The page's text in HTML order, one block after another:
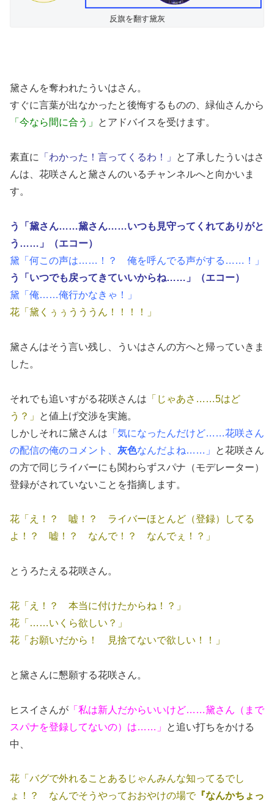
反旗を翻す黛灰
黛さんを奪われたういはさん。
すぐに言葉が出なかったと後悔するものの、緑仙さんから
「今なら間に合う」
とアドバイスを受けます。
素直に 「わかった！言ってくるわ！」
と了承したういはさ
んは、花咲さんと黛さんのいるチャンネルへと向かいま
す。
う「黛さん……黛さん……いつも見守ってくれてありがと
う……」（エコー）
黛「何この声は……！？ 俺を呼んでる声がする……！」
う「いつでも戻ってきていいからね……」（エコー）
黛「俺……俺行かなきゃ！」
花「黛くぅぅうううん！！！！」
黛さんはそう言い残し、ういはさんの方へと帰っていきま
した。
それでも追いすがる花咲さんは 「じゃあさ……5はど
う？」
と値上げ交渉を実施。
しかしそれに黛さんは 「気になったんだけど……花咲さん
の配信の俺のコメント、 灰色なんだよね……」
と花咲さん
の方で同じライバーにも関わらずスパナ（モデレーター）
登録がされていないことを指摘します。
花「え！？ 嘘！？ ライバーほとんど（登録）してる
よ！？ 嘘！？ なんで！？ なんでぇ！？」
とうろたえる花咲さん。
花「え！？ 本当に付けたからね！？」
花「……いくら欲しい？」
花「お願いだから！ 見捨てないで欲しい！！」
と黛さんに懇願する花咲さん。
ヒスイさんが 「私は新人だからいいけど……黛さん（まで
スパナを登録してないの）は……」
と追い打ちをかける
中、
花「バグで外れることあるじゃんみんな知ってるでし
ょ！？ なんでそうやっておおやけの場で『なんかちょっ